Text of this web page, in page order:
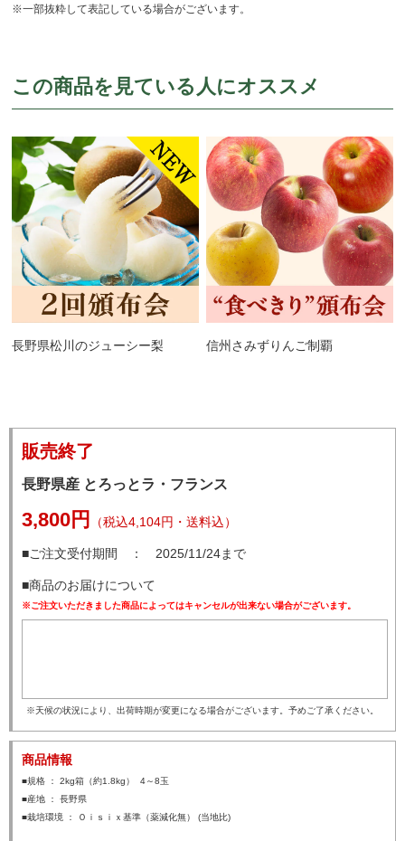
※一部抜粋して表記している場合がございます。
この商品を見ている人にオススメ
長野県松川のジューシー梨 信州さみずりんご制覇
販売終了
長野県産 とろっとラ・フランス
3,800円 （税込4,104円・送料込）
■ご注文受付期間 ： 2025/11/24まで
■商品のお届けについて
※ご注文いただきました商品によってはキャンセルが出来ない場合がございます。
※天候の状況により、出荷時期が変更になる場合がございます。予めご了承ください。
商品情報
■規格 ： 2kg箱（約1.8kg） 4～8玉
■産地 ： 長野県
■栽培環境 ： Ｏｉｓｉｘ基準（薬減化無） (当地比)